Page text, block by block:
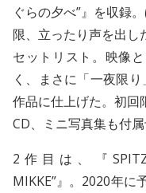
ぐらの夕べ”』を収録
限、立ったり声を出し
セットリスト。映像
く、まさに「一夜限
作品に仕上げた。初回
CD、ミニ写真集も付属
2作目は、『SPITZ
MIKKE”』。2020年に